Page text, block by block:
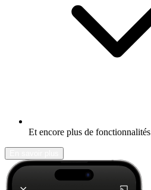
Et encore plus de fonctionnalités